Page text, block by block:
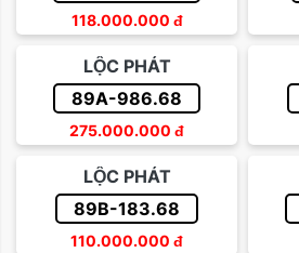
118.000.000 đ
LỘC PHÁT
89A-986.68
275.000.000 đ
LỘC PHÁT
89B-183.68
110.000.000 đ